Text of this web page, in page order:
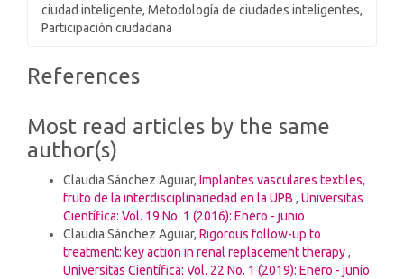
ciudad inteligente, Metodología de ciudades inteligentes,
Participación ciudadana
Article
References
Most read articles by the same
author(s)
Claudia Sánchez Aguiar, Implantes vasculares textiles,
fruto de la interdisciplinariedad en la UPB , Universitas
Científica: Vol. 19 No. 1 (2016): Enero - junio
Claudia Sánchez Aguiar, Rigorous follow-up to
treatment: key action in renal replacement therapy,
Universitas Científica: Vol. 22 No. 1 (2019): Enero - junio